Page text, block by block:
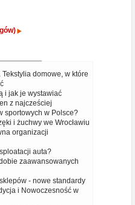
domowe, w które
i jak je wystawiać
z najcześciej
sportowych w Polsce?
i żuchwy we Wrocławiu
organizacji
auta?
zaawansowanych
- nowe standardy
i Nowoczesność w